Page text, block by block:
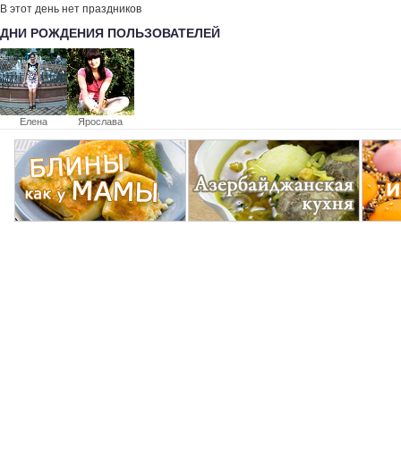
В этот день нет праздников
ДНИ РОЖДЕНИЯ ПОЛЬЗОВАТЕЛЕЙ
Елена
Ярослава